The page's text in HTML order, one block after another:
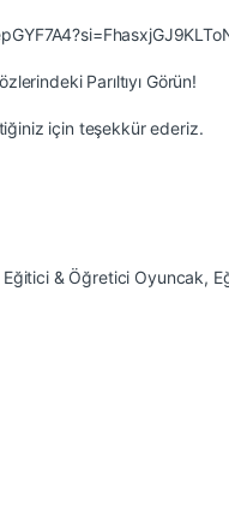
Parıltıyı Görün!
için teşekkür ederiz.
Eğitici & Öğretici Oyuncak,